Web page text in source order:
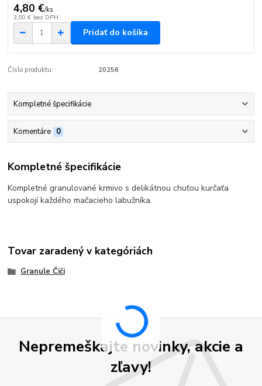
4,80 €/ks
3,90 € bez DPH
Pridať do košíka
Číslo produktu: 20256
Kompletné špecifikácie
Komentáre 0
Kompletné špecifikácie
Kompletné granulované krmivo s delikátnou chuťou kurčaťa
uspokojí každého mačacieho labužníka.
Tovar zaradený v kategóriách
Granule Čiči
Nepremeškajte novinky, akcie a
zľavy!